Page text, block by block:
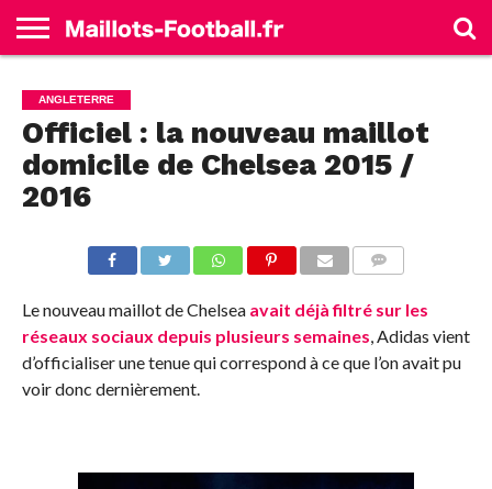
ALLEMAGNE
ANGLETERRE
ESPAGNE
FRANCE
ITALIE
SÉLECTIONS
MARQUES
ANGLETERRE
Officiel : la nouveau maillot
domicile de Chelsea 2015 /
2016
Le nouveau maillot de Chelsea avait déjà filtré sur les
réseaux sociaux depuis plusieurs semaines, Adidas vient
d’officialiser une tenue qui correspond à ce que l’on avait pu
voir donc dernièrement.